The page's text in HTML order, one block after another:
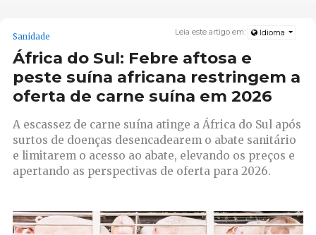
Leia este artigo em: Idioma
Sanidade
África do Sul: Febre aftosa e
peste suína africana restringem a
oferta de carne suína em 2026
A escassez de carne suína atinge a África do Sul após
surtos de doenças desencadearem o abate sanitário
e limitarem o acesso ao abate, elevando os preços e
apertando as perspectivas de oferta para 2026.